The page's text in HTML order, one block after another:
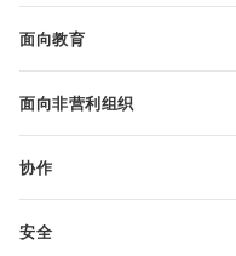
面向教育
适用于教育人士
面向非营利组织
申请免费帐户
协作
翻译人员
安全